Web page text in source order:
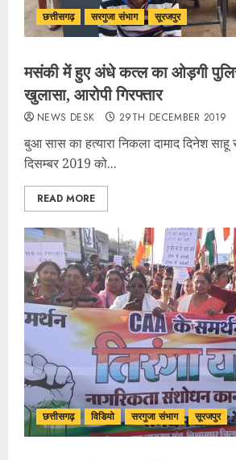
छत्तीसगढ़ सरगुजा संभाग सूरजपुर
मसंकी में हुए अंधे कत्ल का ओड़गी
खुलासा, आरोपी गिरफ्तार
NEWS DESK 29TH DECEMBER 2019
बुआ सास का हत्यारा निकला दामाद दिनेश
दिसम्बर 2019 को...
READ MORE
छत्तीसगढ़ विडियो सरगुजा संभाग सूरजपुर